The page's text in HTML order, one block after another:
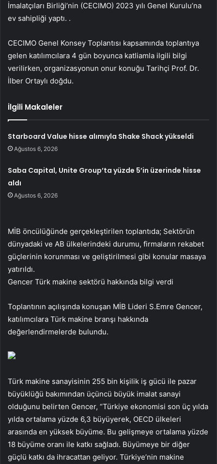
İmalatçıları Birliği’nin (CECIMO) 2023 yılı Genel Kurulu’na
ev sahipliği yaptı. .
CECIMO Genel Konsey Toplantısı kapsamında toplantıya
gelen katılımcılara 4 gün boyunca katliamla ilgili bilgi
verilirken, organizasyonun onur konuğu Tarihçi Prof. Dr.
İlber Ortaylı doğdu.
İlgili Makaleler
Starboard Value hisse alımıyla Shake Shack yükseldi
Ağustos 6, 2026
Saba Capital, Unite Group’ta yüzde 5’in üzerinde hisse
aldı
Ağustos 6, 2026
MİB öncülüğünde gerçekleştirilen toplantıda; Sektörün
dünyadaki ve AB ülkelerindeki durumu, firmaların rekabet
güçlerinin korunması ve geliştirilmesi gibi konular masaya
yatırıldı.
Gencer Türk makine sektörü hakkında bilgi verdi
Toplantının açılışında konuşan MİB Lideri S.Emre Gencer,
katılımcılara Türk makine branşı hakkında
değerlendirmelerde bulundu.
Türk makine sanayisinin 255 bin kişilik iş gücü ile pazar
büyüklüğü bakımından üçüncü büyük imalat sanayi
olduğunu belirten Gencer, “Türkiye ekonomisi son üç yılda
yılda ortalama yüzde 6,3 büyüyerek, OECD ülkeleri
arasında en yüksek büyüme. Bu gelişmeye ortalama yüzde
18 büyüme oranı ile katkı sağladı. Büyümeye bir diğer
güçlü katkı da ihracattan geliyor. Türkiye’nin makine